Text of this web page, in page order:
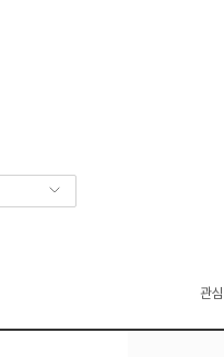
관심